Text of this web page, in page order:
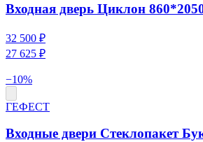
Входная дверь Циклон
32 500 ₽
27 625 ₽
−10%
ГЕФЕСТ
Входные двери Стеклопакет